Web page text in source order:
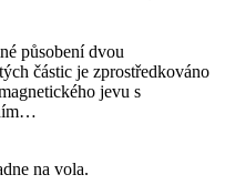
působení dvou
částic je zprostředkováno
jevu s
na vola.